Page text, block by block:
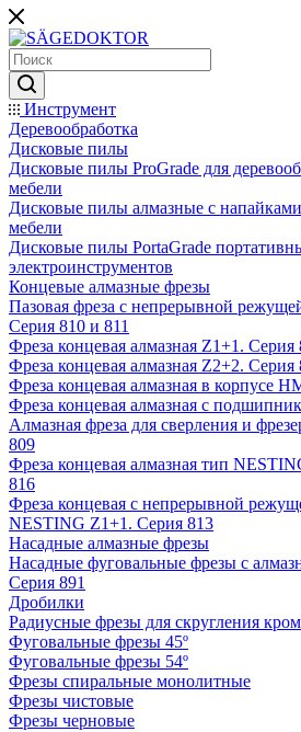
Инструмент
Деревообработка
Дисковые пилы
Дисковые пилы ProGrade для
мебели
Дисковые пилы алмазные с
мебели
Дисковые пилы PortaGrade
электроинструментов
Концевые алмазные фрезы
Пазовая фреза с непрерывной
Серия 810 и 811
Фреза концевая алмазная Z1+1.
Фреза концевая алмазная Z2+2. Серия
Фреза концевая алмазная в корпусе
Фреза концевая алмазная с
Алмазная фреза для сверления и
809
Фреза концевая алмазная тип
816
Фреза концевая с непрерывной
NESTING Z1+1. Серия 813
Насадные алмазные фрезы
Насадные фуговальные фрезы с
Серия 891
Дробилки
Радиусные фрезы для скругления
Фуговальные фрезы 45º
Фуговальные фрезы 54º
Фрезы спиральные монолитные
Фрезы чистовые
Фрезы черновые